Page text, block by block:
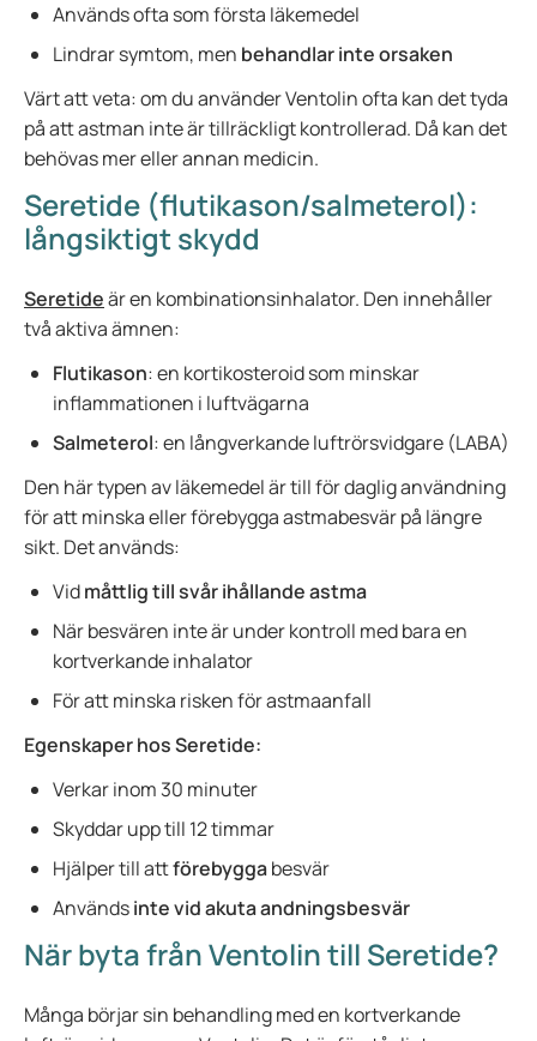
Används ofta som första läkemedel
Lindrar symtom, men behandlar inte orsaken
Värt att veta: om du använder Ventolin ofta kan det tyda
på att astman inte är tillräckligt kontrollerad. Då kan det
behövas mer eller annan medicin.
Seretide (flutikason/salmeterol):
långsiktigt skydd
Seretideär en kombinationsinhalator. Den innehåller
två aktiva ämnen:
Flutikason: en kortikosteroid som minskar
inflammationen i luftvägarna
Salmeterol: en långverkande luftrörsvidgare (LABA)
Den här typen av läkemedel är till för daglig användning
för att minska eller förebygga astmabesvär på längre
sikt. Det används:
Vidmåttlig till svår ihållande astma
När besvären inte är under kontroll med bara en
kortverkande inhalator
För att minska risken för astmaanfall
Egenskaper hos Seretide:
Verkar inom 30 minuter
Skyddar upp till 12 timmar
Hjälper till attförebyggabesvär
Användsinte vid akuta andningsbesvär
När byta från Ventolin till Seretide?
Många börjar sin behandling med en kortverkande